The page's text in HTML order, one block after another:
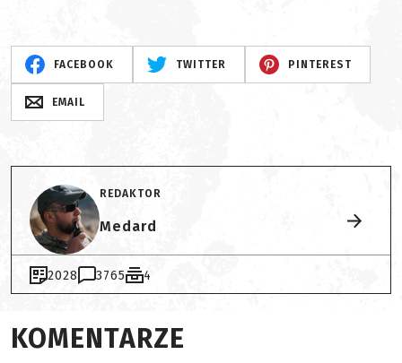
FACEBOOK TWITTER PINTEREST
EMAIL
REDAKTOR
Medard
2028 3765 4
KOMENTARZE